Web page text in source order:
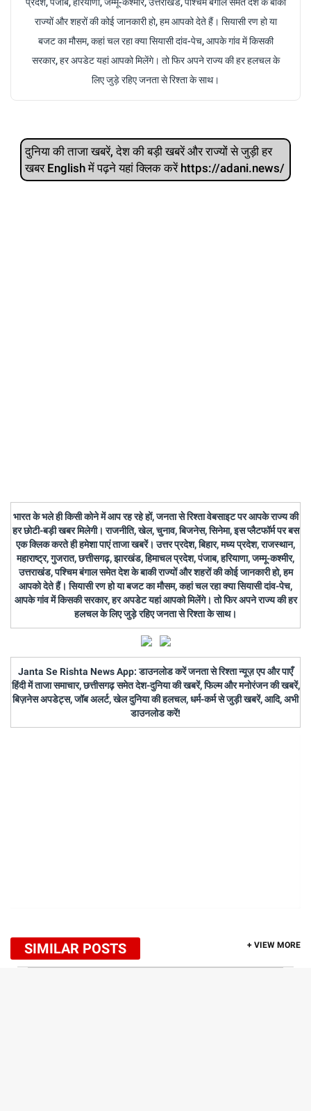
राज्यों और शहरों की कोई जानकारी हो, हम आपको देते हैं। सियासी रण हो या
बजट का मौसम, कहां चल रहा क्या सियासी दांव-पेच, आपके गांव में किसकी
सरकार, हर अपडेट यहां आपको मिलेंगे। तो फिर अपने राज्य की हर हलचल के
लिए जुड़े रहिए जनता से रिश्ता के साथ।
दुनिया की ताजा खबरें, देश की बड़ी खबरें और राज्‍यों से जुड़ी हर
खबर English में पढ़ने यहां क्लिक करें https://adani.news/
भारत के भले ही किसी कोने में आप रह रहे हों, जनता से रिश्ता वेबसाइट पर आपके राज्य की
हर छोटी-बड़ी खबर मिलेगी। राजनीति, खेल, चुनाव, बिजनेस, सिनेमा, इस प्लैटफॉर्म पर बस
एक क्लिक करते ही हमेशा पाएं ताजा खबरें। उत्तर प्रदेश, बिहार, मध्य प्रदेश, राजस्थान,
महाराष्ट्र, गुजरात, छत्तीसगढ़, झारखंड, हिमाचल प्रदेश, पंजाब, हरियाणा, जम्मू-कश्मीर,
उत्तराखंड, पश्चिम बंगाल समेत देश के बाकी राज्यों और शहरों की कोई जानकारी हो, हम
आपको देते हैं। सियासी रण हो या बजट का मौसम, कहां चल रहा क्या सियासी दांव-पेच,
आपके गांव में किसकी सरकार, हर अपडेट यहां आपको मिलेंगे। तो फिर अपने राज्य की हर
हलचल के लिए जुड़े रहिए जनता से रिश्ता के साथ।
Janta Se Rishta News App: डाउनलोड करें जनता से रिश्ता न्यूज़ एप और पाएँ
हिंदी में ताजा समाचार, छत्तीसगढ़ समेत देश-दुनिया की खबरें, फिल्म और मनोरंजन की खबरें,
बिज़नेस अपडेट्स, जॉब अलर्ट, खेल दुनिया की हलचल, धर्म-कर्म से जुड़ी खबरें, आदि, अभी
डाउनलोड करें!
SIMILAR POSTS + VIEW MORE